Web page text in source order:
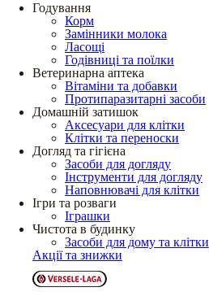
Годування
Корм
Замінники молока
Ласощі
Годівниці та поїлки
Ветеринарна аптека
Вітаміни та добавки
Протипаразитарні засоби
Домашній затишок
Аксесуари для клітки
Клітки та переноски
Догляд та гігієна
Засоби для догляду
Інструменти для догляду
Наповнювачі для клітки
Ігри та розваги
Іграшки
Чистота в будинку
Засоби для дому та клітки
Акції та знижки